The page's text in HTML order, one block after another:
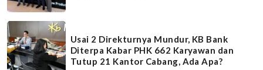
Usai 2 Direkturnya Mundur, KB Bank
Diterpa Kabar PHK 662 Karyawan dan
Tutup 21 Kantor Cabang, Ada Apa?